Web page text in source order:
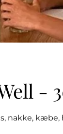
-
nakke,